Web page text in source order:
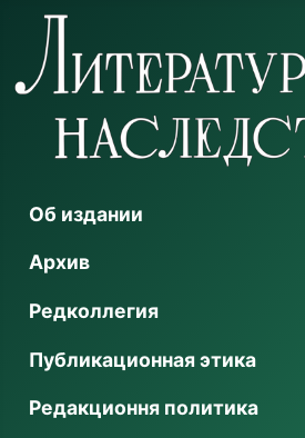
Об издании
Архив
Редколлегия
Публикационная этика
Редакционня политика